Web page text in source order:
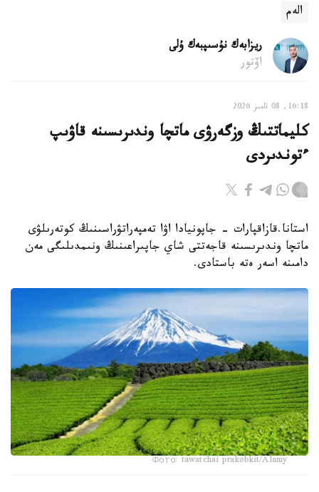
الەم
ريزابەك نۇسىپبەك ۇلى
اۆتور
16:18, 08 تامىز 2026
كليماتتىڭ وزگەرۋى ماتچا وندىرىسىنە قاۋىپ
ءتوندىردى
استانا.قازاقپارات - جاپونيادا اۋا تەمپەراتۋراسىنىڭ كوتەرىلۋى
ماتچا وندىرىسىنە قاجەتتى شاي جاپىراعىنىڭ ونىمدىلىگى مەن
دامىنە اسەر ەتە باستادى.
Фото: tawatchai prakobkit/Alamy